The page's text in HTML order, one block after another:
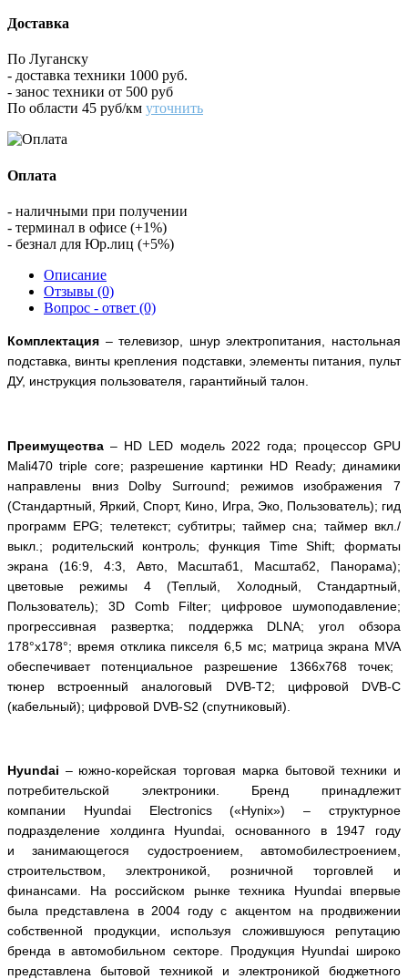
Доставка
По Луганску
- доставка техники 1000 руб.
- занос техники от 500 руб
По области 45 руб/км уточнить
Оплата
- наличными при получении
- терминал в офисе (+1%)
- безнал для Юр.лиц (+5%)
Описание
Отзывы (0)
Вопрос - ответ (0)
Комплектация – телевизор, шнур электропитания, настольная
подставка, винты крепления подставки, элементы питания, пульт
ДУ, инструкция пользователя, гарантийный талон.
Преимущества– HD LED модель 2022 года; процессор GPU
Mali470triple core; разрешение картинки HD Ready; динамики
направлены вниз Dolby Surround; режимов изображения 7
(Стандартный, Яркий, Спорт, Кино, Игра, Эко, Пользователь); гид
программ EPG; телетекст; субтитры; таймер сна; таймер вкл./
выкл.; родительский контроль; функция Time Shift; форматы
экрана (16:9, 4:3, Авто, Масштаб1, Масштаб2, Панорама);
цветовые режимы 4 (Теплый, Холодный, Стандартный,
Пользователь); 3D Comb Filter; цифровое шумоподавление;
прогрессивная развертка; поддержка DLNA; угол обзора
178°х178°; время отклика пикселя 6,5 мс; матрица экрана MVA
обеспечивает потенциальное разрешение 1366x768 точек;
тюнер встроенный аналоговый DVB-T2; цифровой DVB-C
(кабельный); цифровой DVB-S2 (спутниковый).
Hyundai – южно-корейская торговая марка бытовой техники и
потребительской электроники. Бренд принадлежит
компании
Hyundai Electronics («Hynix») – структурное
подразделение холдинга
Hyundai , основанного в 1947 году
и
занимающегося судостроением, автомобилестроением,
строительством, электроникой, розничной торговлей и
финансами.
На российском рынке техника Hyundai
впервые
была представлена в 2004 году c акцентом на продвижении
собственной продукции, используя сложившуюся репутацию
бренда в автомобильном секторе. Продукция Hyundai широко
представлена бытовой техникой и электроникой бюджетного